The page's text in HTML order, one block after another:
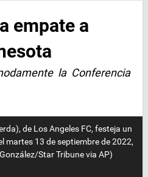
empate a
la Conferencia
de Los Angeles FC, festeja un
martes 13 de septiembre de 2022,
Star Tribune via AP)